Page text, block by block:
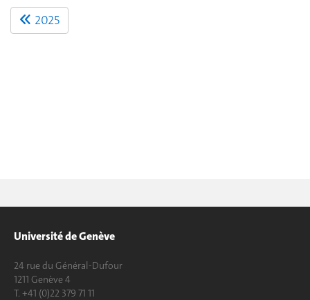
2025
Université de Genève
24 rue du Général-Dufour
1211 Genève 4
T. +41 (0)22 379 71 11